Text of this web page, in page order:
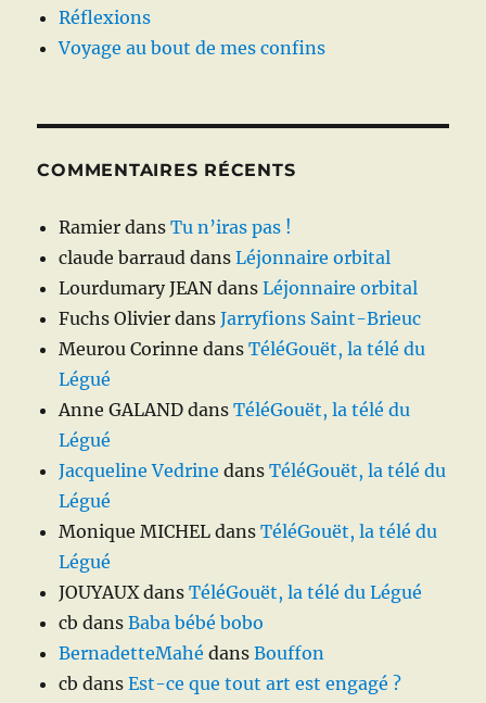
Réflexions
Voyage au bout de mes confins
COMMENTAIRES RÉCENTS
Ramier dansTu n’iras pas !
claude barraud dansLéjonnaire orbital
Lourdumary JEAN dansLéjonnaire orbital
Fuchs Olivier dansJarryfions Saint-Brieuc
Meurou Corinne dansTéléGouët, la télé du
Légué
Anne GALAND dansTéléGouët, la télé du
Légué
Jacqueline Vedrine dansTéléGouët, la télé du
Légué
Monique MICHEL dansTéléGouët, la télé du
Légué
JOUYAUXdansTéléGouët, la télé du Légué
cb dansBaba bébé bobo
BernadetteMahé dansBouffon
cb dansEst-ce que tout art est engagé ?